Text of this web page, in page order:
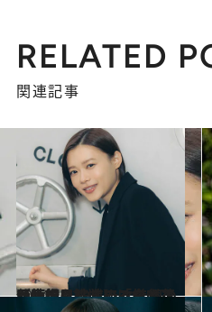
RELATED
関連記事
2024.4.13
【続きを読む】「全てを仕事に尽くすのはやめよう」新月10ドラマで初の医師役に挑戦する杉咲花が大切にしていること
カルチャー